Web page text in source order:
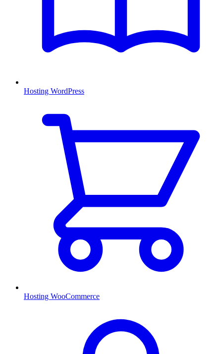
Hosting WordPress
Hosting WooCommerce